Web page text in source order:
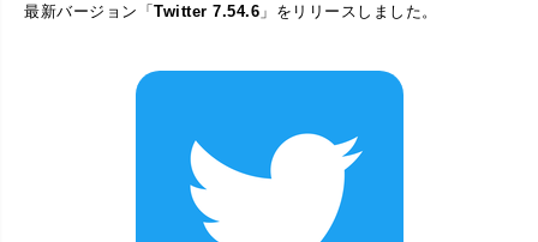
最新バージョン「Twitter 7.54.6 」をリリースしました。